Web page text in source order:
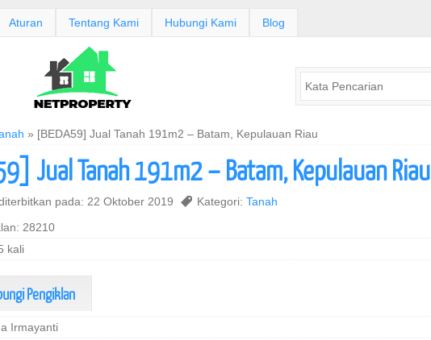
Aturan Tentang Kami Hubungi Kami Blog
» [BEDA59] Jual Tanah 191m2 – Batam, Kepulauan Riau
Jual Tanah 191m2 – Batam, Kepulauan Riau
pada: 22 Oktober 2019 , Kategori: Tanah
28210
kali
Pengiklan
Irmayanti